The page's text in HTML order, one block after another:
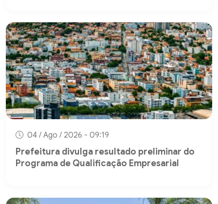
04 / Ago / 2026 - 09:19
Prefeitura divulga resultado preliminar do
Programa de Qualificação Empresarial